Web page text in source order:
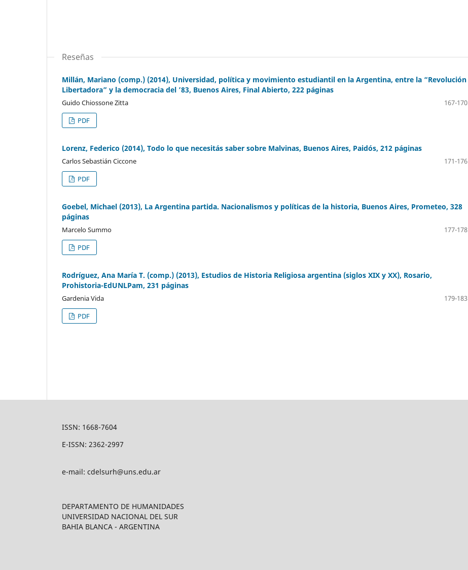
Reseñas
Millán, Mariano (comp.) (2014), Universidad, política y movimiento estudiantil en la Argentina, entre la “Revolución
Libertadora” y la democracia del ’83, Buenos Aires, Final Abierto, 222 páginas
Guido Chiossone Zitta
167-170
PDF
Lorenz, Federico (2014), Todo lo que necesitás saber sobre Malvinas, Buenos Aires, Paidós, 212 páginas
Carlos Sebastián Ciccone
171-176
PDF
Goebel, Michael (2013), La Argentina partida. Nacionalismos y políticas de la historia, Buenos Aires, Prometeo, 328
páginas
Marcelo Summo
177-178
PDF
Rodríguez, Ana María T. (comp.) (2013), Estudios de Historia Religiosa argentina (siglos XIX y XX), Rosario,
Prohistoria-EdUNLPam, 231 páginas
Gardenia Vida
179-183
PDF
ISSN: 1668-7604
E-ISSN: 2362-2997
e-mail: cdelsurh@uns.edu.ar
DEPARTAMENTO DE HUMANIDADES
UNIVERSIDAD NACIONAL DEL SUR
BAHIA BLANCA - ARGENTINA